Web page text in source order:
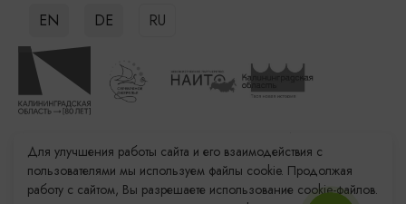
EN DE RU
несет ответственности за качество услуг, предоставленных
сторонними организациями
Для улучшения работы сайта и его взаимодействия с
пользователями мы используем файлы cookie. Продолжая
работу с сайтом, Вы разрешаете использование cookie-файлов.